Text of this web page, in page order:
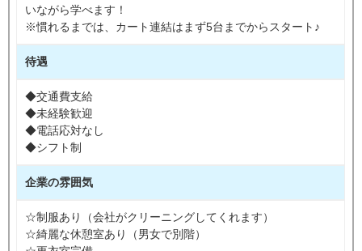
いながら学べます！
※慣れるまでは、カート連結はまず5台までからスタート♪
待遇
◆交通費支給
◆未経験歓迎
◆電話応対なし
◆シフト制
企業の雰囲気
☆制服あり（会社がクリーニングしてくれます）
☆綺麗な休憩室あり（男女で別階）